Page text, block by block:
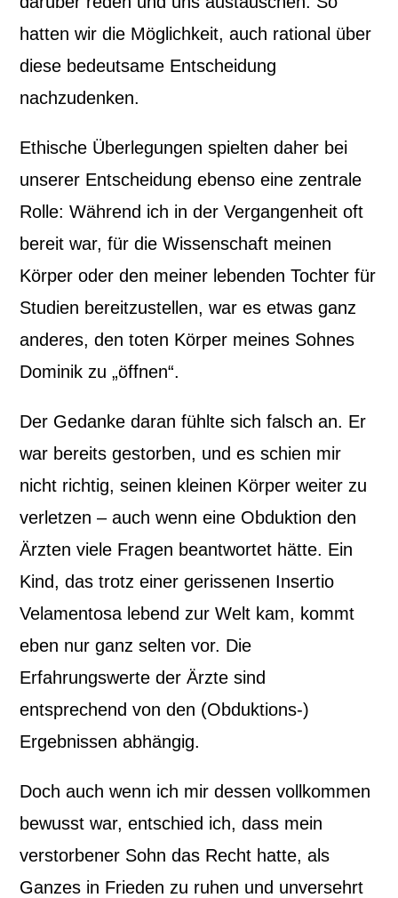
hatten wir die Möglichkeit, auch rational über
diese bedeutsame Entscheidung
nachzudenken.
Ethische Überlegungen spielten daher bei
unserer Entscheidung ebenso eine zentrale
Rolle: Während ich in der Vergangenheit oft
bereit war, für die Wissenschaft meinen
Körper oder den meiner lebenden Tochter für
Studien bereitzustellen, war es etwas ganz
anderes, den toten Körper meines Sohnes
Dominik zu „öffnen“.
Der Gedanke daran fühlte sich falsch an. Er
war bereits gestorben, und es schien mir
nicht richtig, seinen kleinen Körper weiter zu
verletzen – auch wenn eine Obduktion den
Ärzten viele Fragen beantwortet hätte. Ein
Kind, das trotz einer gerissenen Insertio
Velamentosa lebend zur Welt kam, kommt
eben nur ganz selten vor. Die
Erfahrungswerte der Ärzte sind
entsprechend von den (Obduktions-)
Ergebnissen abhängig.
Doch auch wenn ich mir dessen vollkommen
bewusst war, entschied ich, dass mein
verstorbener Sohn das Recht hatte, als
Ganzes in Frieden zu ruhen und unversehrt